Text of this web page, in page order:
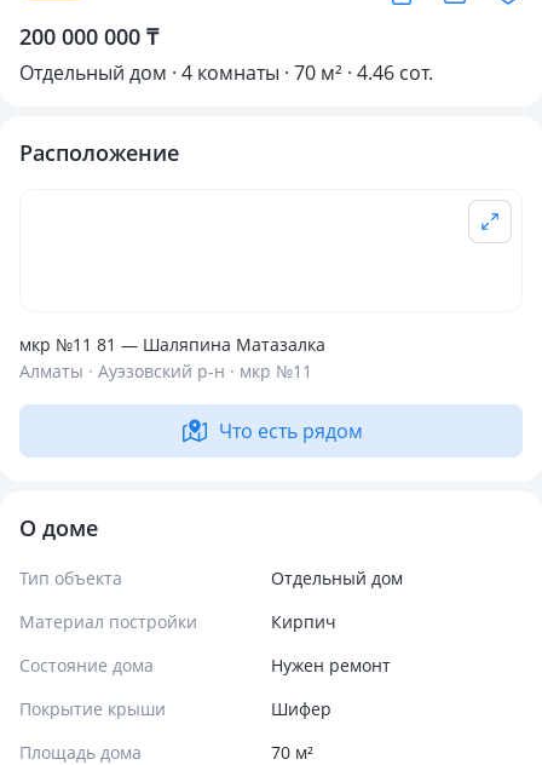
200 000 000 ₸
Отдельный дом · 4 комнаты · 70 м² · 4.46 сот.
Расположение
мкр №11 81 — Шаляпина Матазалка
Алматы · Ауэзовский р-н · мкр №11
Что есть рядом
О доме
Тип объекта
Отдельный дом
Материал постройки
Кирпич
Состояние дома
Нужен ремонт
Покрытие крыши
Шифер
Площадь дома
70 м²